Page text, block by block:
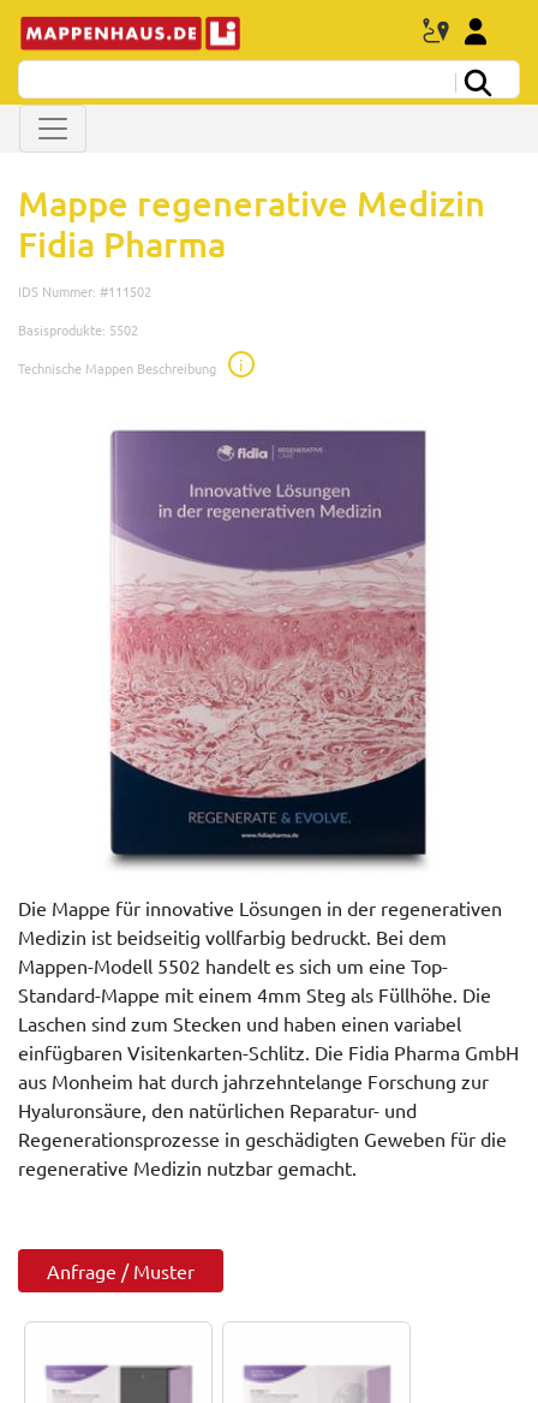
Mappe regenerative Medizin
Fidia Pharma
IDS Nummer: #111502
Basisprodukte: 5502
Technische Mappen Beschreibung
i
Die Mappe für innovative Lösungen in der regenerativen
Medizin ist beidseitig vollfarbig bedruckt. Bei dem
Mappen-Modell 5502 handelt es sich um eine Top-
Standard-Mappe mit einem 4mm Steg als Füllhöhe. Die
Laschen sind zum Stecken und haben einen variabel
einfügbaren Visitenkarten-Schlitz. Die Fidia Pharma GmbH
aus Monheim hat durch jahrzehntelange Forschung zur
Hyaluronsäure, den natürlichen Reparatur- und
Regenerationsprozesse in geschädigten Geweben für die
regenerative Medizin nutzbar gemacht.
Anfrage / Muster